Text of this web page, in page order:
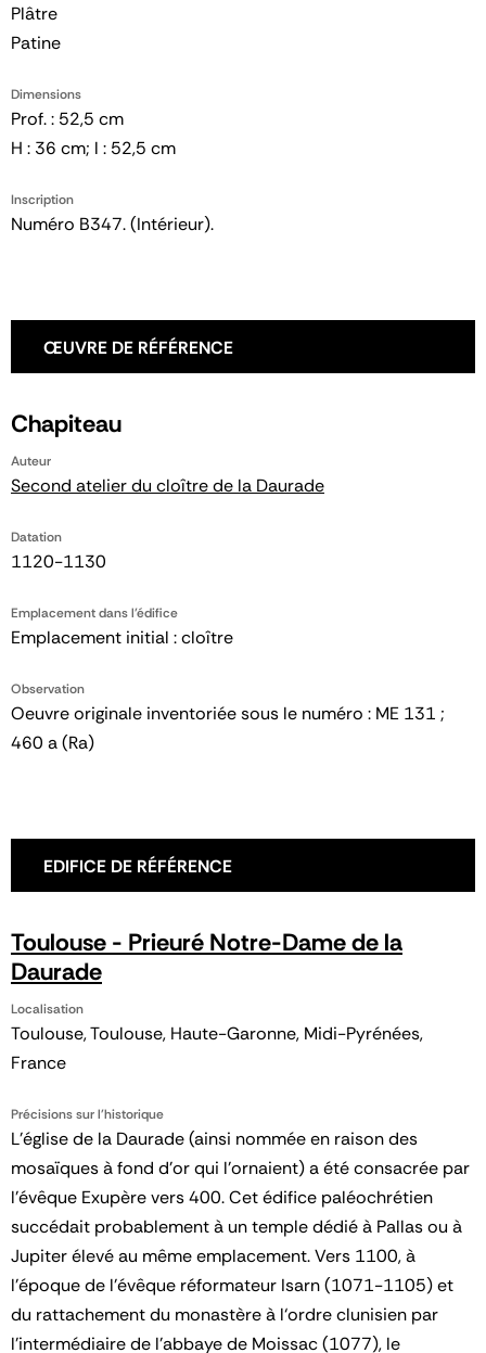
Plâtre
Patine
Dimensions
Prof. : 52,5 cm
H : 36 cm; l : 52,5 cm
Inscription
Numéro B347. (Intérieur).
ŒUVRE DE RÉFÉRENCE
Chapiteau
Auteur
Second atelier du cloître de la Daurade
Datation
1120-1130
Emplacement dans l'édifice
Emplacement initial : cloître
Observation
Oeuvre originale inventoriée sous le numéro : ME 131 ;
460 a (Ra)
EDIFICE DE RÉFÉRENCE
Toulouse - Prieuré Notre-Dame de la
Daurade
Localisation
Toulouse, Toulouse, Haute-Garonne, Midi-Pyrénées,
France
Précisions sur l'historique
L’église de la Daurade (ainsi nommée en raison des
mosaïques à fond d’or qui l’ornaient) a été consacrée par
l’évêque Exupère vers 400. Cet édifice paléochrétien
succédait probablement à un temple dédié à Pallas ou à
Jupiter élevé au même emplacement. Vers 1100, à
l’époque de l’évêque réformateur Isarn (1071-1105) et
du rattachement du monastère à l‘ordre clunisien par
l’intermédiaire de l’abbaye de Moissac (1077), le